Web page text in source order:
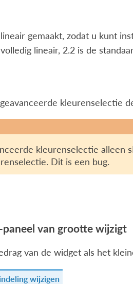
gemaakt, zodat u kunt
lineair, 2.2 is de
kleurenselectie
kleurenselectie alleen
Dit is een bug.
van grootte wijzigt
van de widget als het
wijzigen